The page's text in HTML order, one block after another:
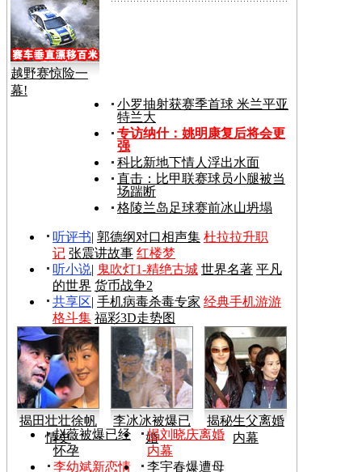
越野赛惊险一
幕!
小罗抽射获赛季首球 米兰平亚
特兰大
专访纳什：姚明康复后将会更
强
科比新地下情人浮出水面
直击：比甲联赛球员小腿被当
场踹断
格陵兰岛足球赛前冰山坍塌
听评书| 郭德纲对口相声集 杜拉拉升职
记 张震讲故事 红楼梦
听小说| 鬼吹灯1-精绝古城 世界名著 平凡
的世界 货币战争2
共享区| 手机病毒杀毒专家 经典手机游游
格斗集 福彩3D走势图
揭田壮壮徐帆
情史
李冰冰被爆已
婚
揭秘生父离婚
内幕
赵薇被爆已经
怀孕
揭刘晓庆离婚
内幕
李幼斌新恋情
李宇春爆遭母